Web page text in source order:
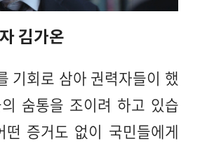
김가온
기회로 삼아 권력자들이 했
숨통을 조이려 하고 있습
떤 증거도 없이 국민들에게